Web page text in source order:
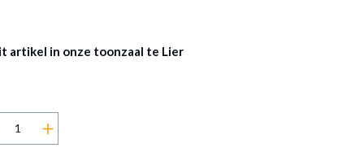
artikel in onze toonzaal te Lier